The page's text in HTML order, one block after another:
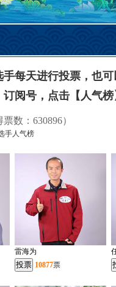
天进行投票，也可
订阅号，点击【人气
票数： 630896）
手人气榜
雷海为
10877票